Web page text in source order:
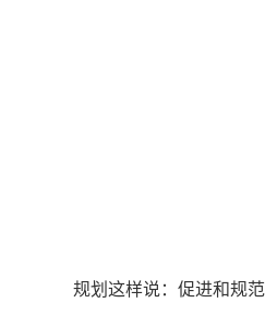
规划这样说：促进和规